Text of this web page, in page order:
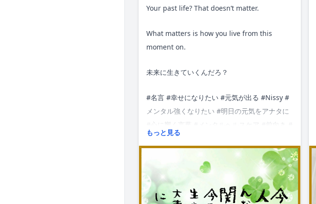
Your past life? That doesn’t matter.
What matters is how you live from this
moment on.
未来に生きていくんだろ？
#名言 #幸せになりたい #元気が出る #Nissy #
メンタル強くなりたい #明日の元気をアナタに
#心に響く言葉 #メンタルヘルスケア #前向き #
心に刺さる言葉 #quotes #followme
もっと見る